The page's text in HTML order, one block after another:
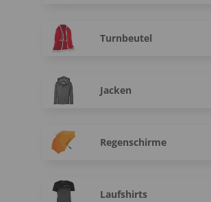
Turnbeutel
Jacken
Regenschirme
Laufshirts